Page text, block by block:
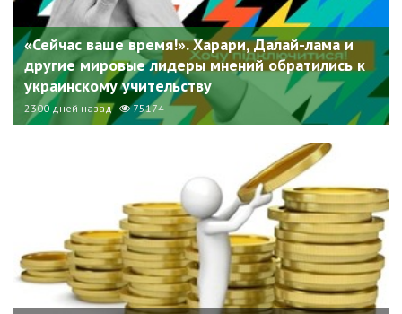
«Сейчас ваше время!». Харари, Далай-лама и
другие мировые лидеры мнений обратились к
украинскому учительству
2300 дней назад 75174